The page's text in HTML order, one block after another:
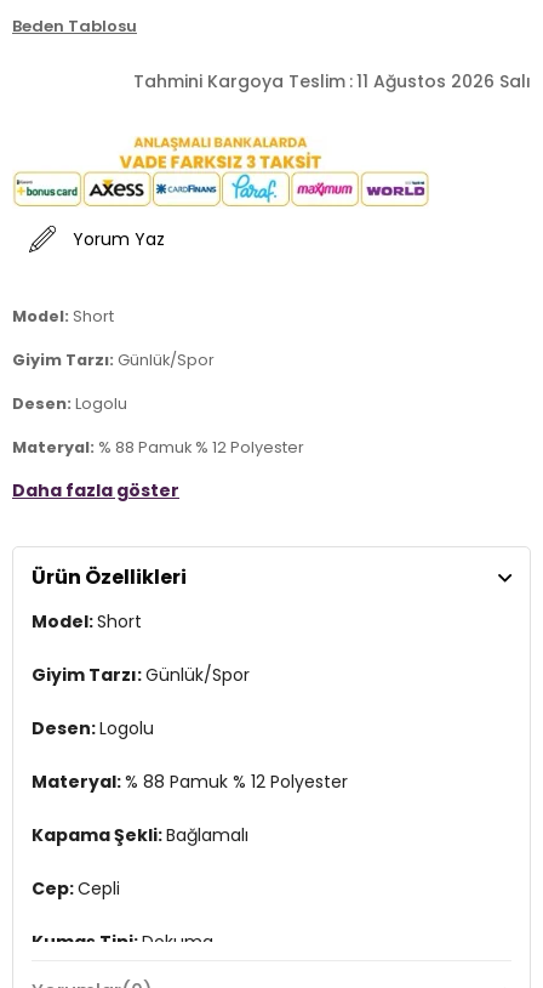
Beden Tablosu
Tahmini Kargoya Teslim :11 Ağustos 2026 Salı
Yorum Yaz
Model: Short
Giyim Tarzı: Günlük/Spor
Desen: Logolu
Materyal: % 88 Pamuk % 12 Polyester
Kapama Şekli:Bağlamalı
Kumaş Tipi:Dokuma
Bel:Normal Bel
Boy: Diz Üstü
Türkiye
Daha fazla göster
Ürün Özellikleri
Model:Short
Giyim Tarzı:Günlük/Spor
Desen:Logolu
Materyal:% 88 Pamuk % 12 Polyester
Kapama Şekli:Bağlamalı
Cep:Cepli
Kumaş Tipi:Dokuma